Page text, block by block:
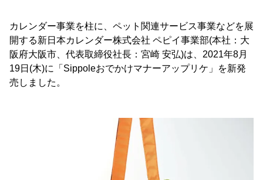
カレンダー事業を柱に、ペット関連サービス事業などを展
開する新日本カレンダー株式会社 ペピイ事業部(本社：大
阪府大阪市、代表取締役社長：宮崎 安弘)は、2021年8月
19日(木)に「Sippoleおでかけマナーアップリケ」を新発
売しました。